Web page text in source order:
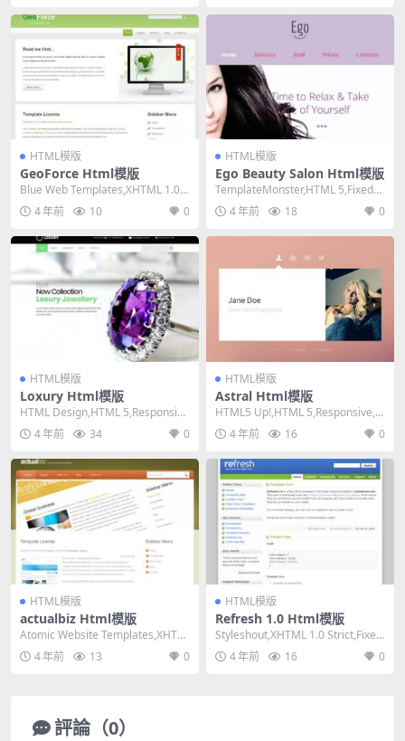
HTML模版
GeoForce Html模版
Blue Web Templates,XHTML 1.0 T
ransitiona...
4 年前 10 0
HTML模版
Ego Beauty Salon Html模版
TemplateMonster,HTML 5,Fixed
Width, 2 Co...
4 年前 18 0
HTML模版
Loxury Html模版
HTML Design,HTML 5,Responsiv
e, 4 Columns...
4 年前 34 0
HTML模版
Astral Html模版
HTML5 Up!,HTML 5,Responsive, 1
Column,Da...
4 年前 16 0
HTML模版
actualbiz Html模版
Atomic Website Templates,XHTM
L 1.0 Trans...
4 年前 13 0
HTML模版
Refresh 1.0 Html模版
Styleshout,XHTML 1.0 Strict,Fixed
Width,...
4 年前 16 0
評論（0）